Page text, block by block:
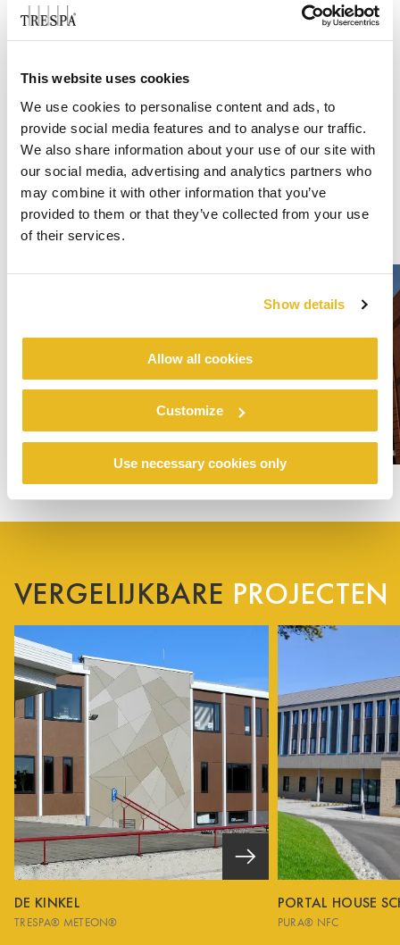
This website uses cookies
We use cookies to personalise content and ads, to
provide social media features and to analyse our traffic.
We also share information about your use of our site with
our social media, advertising and analytics partners who
may combine it with other information that you’ve
provided to them or that they’ve collected from your use
of their services.
Show details
Allow all cookies
Customize
Use necessary cookies only
VERGELIJKBARE PROJECTEN
DE KINKEL
TRESPA® METEON®
PORTAL HOUSE
PURA® NFC